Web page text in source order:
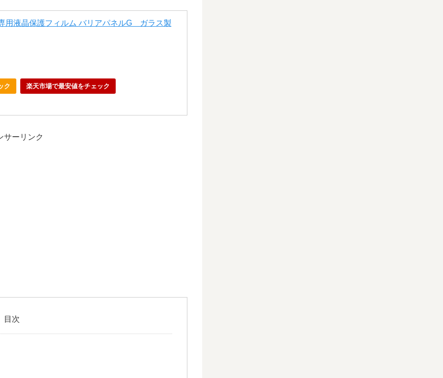
用液晶保護フィルム バリアパネルG ガラス製
ク 楽天市場で最安値をチェック
サーリンク
目次